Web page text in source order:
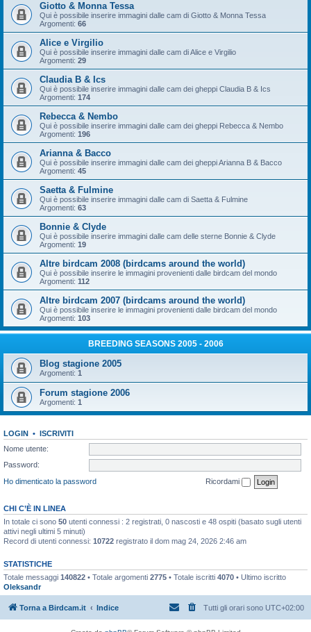
Giotto & Monna Tessa
Qui è possibile inserire immagini dalle cam di Giotto & Monna Tessa
Argomenti: 66
Alice e Virgilio
Qui è possibile inserire immagini dalle cam di Alice e Virgilio
Argomenti: 29
Claudia B & Ics
Qui è possibile inserire immagini dalle cam dei gheppi Claudia B & Ics
Argomenti: 174
Rebecca & Nembo
Qui è possibile inserire immagini dalle cam dei gheppi Rebecca & Nembo
Argomenti: 196
Arianna & Bacco
Qui è possibile inserire immagini dalle cam dei gheppi Arianna B & Bacco
Argomenti: 45
Saetta & Fulmine
Qui è possibile inserire immagini dalle cam di Saetta & Fulmine
Argomenti: 63
Bonnie & Clyde
Qui è possibile inserire immagini dalle cam delle sterne Bonnie & Clyde
Argomenti: 19
Altre birdcam 2008 (birdcams around the world)
Qui è possibile inserire le immagini provenienti dalle birdcam del mondo
Argomenti: 112
Altre birdcam 2007 (birdcams around the world)
Qui è possibile inserire le immagini provenienti dalle birdcam del mondo
Argomenti: 103
BREEDING SEASONS 2005 - 2006
Blog stagione 2005
Argomenti: 1
Forum stagione 2006
Argomenti: 1
LOGIN • ISCRIVITI
Nome utente:
Password:
Ho dimenticato la password
Ricordami
CHI C’È IN LINEA
In totale ci sono 50 utenti connessi : 2 registrati, 0 nascosti e 48 ospiti (basato sugli utenti
attivi negli ultimi 5 minuti)
Record di utenti connessi: 10722 registrato il dom mag 24, 2026 2:46 am
STATISTICHE
Totale messaggi 140822 • Totale argomenti 2775 • Totale iscritti 4070 • Ultimo iscritto
Oleksandr
Torna a Birdcam.it Indice Tutti gli orari sono UTC+02:00